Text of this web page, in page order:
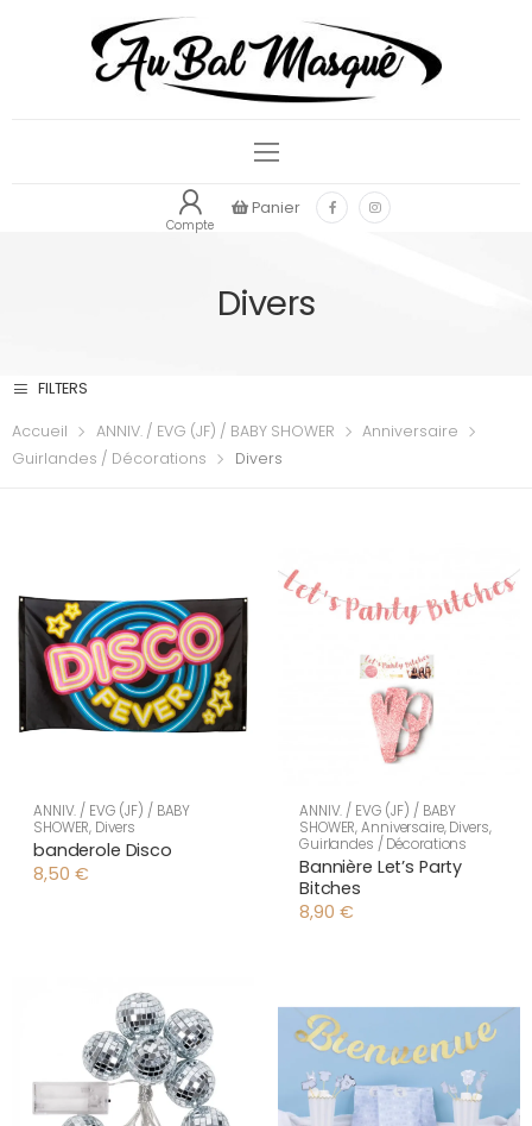
Compte
Panier
Divers
FILTERS
Accueil ANNIV. / EVG (JF) / BABY SHOWER
Anniversaire
Guirlandes / Décorations
Divers
ANNIV. / EVG (JF) / BABY
SHOWER, Divers
banderole Disco
8,50 €
ANNIV. / EVG (JF) / BABY
SHOWER,Anniversaire,Divers,
Guirlandes / Décorations
Bannière Let’s Party
Bitches
8,90 €